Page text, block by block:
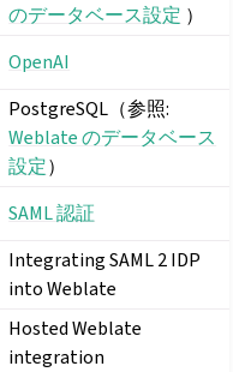
のデータベース設定 ）
OpenAI
PostgreSQL（参照:
Weblate のデータベース
設定）
SAML 認証
Integrating SAML 2 IDP
into Weblate
Hosted Weblate
integration